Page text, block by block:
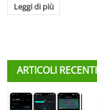
Leggi di più
ARTICOLI RECENTI